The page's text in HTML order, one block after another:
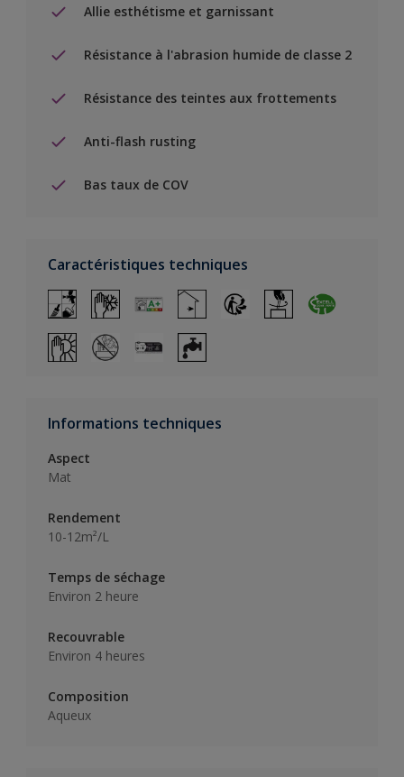
Allie esthétisme et garnissant
Résistance à l'abrasion humide de classe 2
Résistance des teintes aux frottements
Anti-flash rusting
Bas taux de COV
Caractéristiques techniques
Informations techniques
Aspect
Mat
Rendement
10-12m²/L
Temps de séchage
Environ 2 heure
Recouvrable
Environ 4 heures
Composition
Aqueux